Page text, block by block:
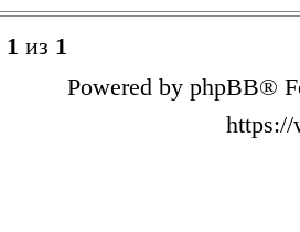
1 из 1
Powered by phpBB®
https://